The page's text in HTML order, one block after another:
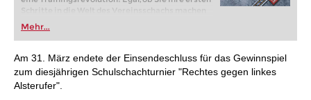
Schritte in die Welt des Vereinsschachs machen
oder bereits auf Turnierniveau spielen: Mit
FRITZ trainieren Sie effizienter, intelligenter und
individueller als je zuvor.
Mehr...
Am 31. März endete der Einsendeschluss für das Gewinnspiel
zum diesjährigen Schulschachturnier "Rechtes gegen linkes
Alsterufer".